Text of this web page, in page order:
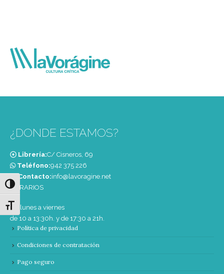
Alternar alto contraste
Alternar tamaño de letra
¿DONDE ESTAMOS?
Librería:C/ Cisneros, 69
Teléfono:‭942 375 226‬
Contacto:info@lavoragine.net
HORARIOS
De lunes a viernes
de 10 a 13:30h. y de 17:30 a 21h.
Política de privacidad
Condiciones de contratación
Pago seguro